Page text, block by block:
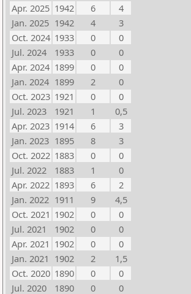
Apr. 2025 1942 6
4
Jan. 2025 1942 4
3
Oct. 2024 1933 0
0
Jul. 2024
1933 0
0
Apr. 2024 1899 0
0
Jan. 2024 1899 2
0
Oct. 2023 1921 0
0
Jul. 2023
1921 1
0,5
Apr. 2023 1914 6
3
Jan. 2023 1895 8
3
Oct. 2022 1883 0
0
Jul. 2022
1883 1
0
Apr. 2022 1893 6
2
Jan. 2022 1911 9
4,5
Oct. 2021 1902 0
0
Jul. 2021
1902 0
0
Apr. 2021 1902 0
0
Jan. 2021 1902 2
1,5
Oct. 2020 1890 0
0
Jul. 2020
1890 0
0